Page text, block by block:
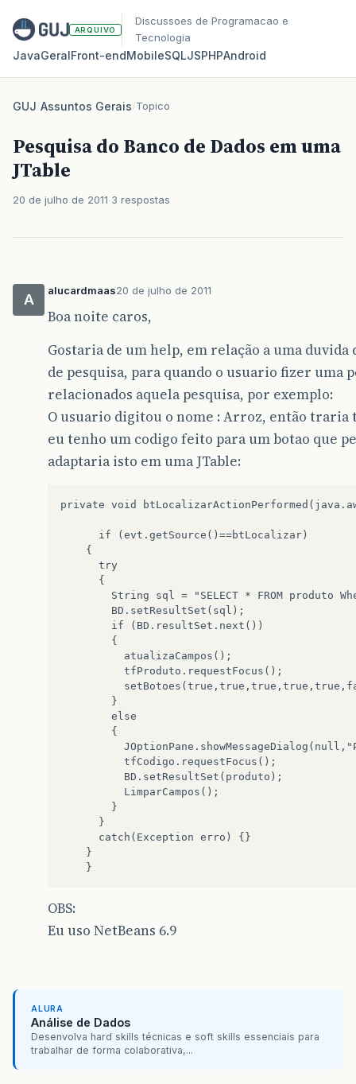
ARQUIVO
Discussoes de Programacao e
Tecnologia
JavaGeralFront‑endMobileSQLJSPHPAndroid
GUJ/Assuntos Gerais/Topico
Pesquisa do Banco de Dados em uma
JTable
20 de julho de 2011 3 respostas
A
alucardmaas20 de julho de 2011
Boa noite caros,
Gostaria de um help, em relação a uma
de pesquisa, para quando o usuario fizer uma
relacionados aquela pesquisa, por exemplo:
O usuario digitou o nome : Arroz, então traria
eu tenho um codigo feito para um botao que
adaptaria isto em uma JTable:
private void
      if (evt.getSource()==btLocalizar)
      try
        if (BD.resultSet.next())
        {
          atualizaCampos();
          tfProduto.requestFocus();
        }
        else
        {
          tfCodigo.requestFocus();
          BD.setResultSet(produto);
          LimparCampos();
        }
      }
OBS:
Eu uso NetBeans 6.9
ALURA
Análise de Dados
Desenvolva hard skills técnicas e soft skills essenciais para
trabalhar de forma colaborativa,...